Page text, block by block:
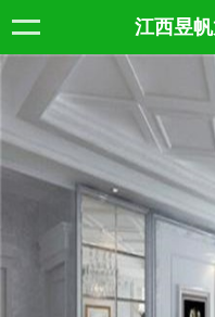
江西昱